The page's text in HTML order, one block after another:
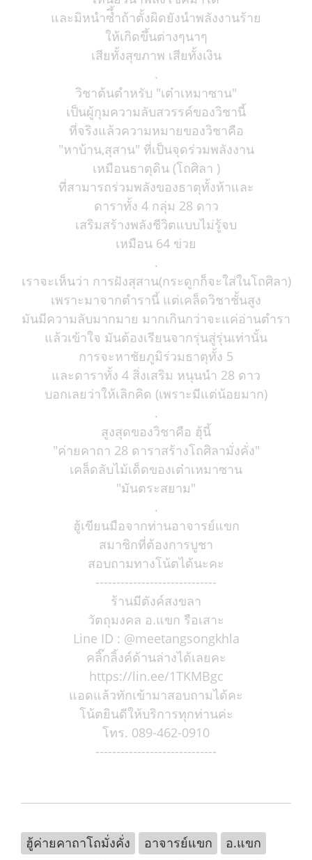
และมิหนำซึ้ำถ้าตั้งผิดยังนำพลังงานร้าย
ให้เกิดขึ้นต่างๆนาๆ
เสียทั้งสุขภาพ เสียทั้งเงิน
.
วิชาต้นตำหรับ "เต๋าเหมาซาน"
เป็นผู้กุมความลับสวรรค์ของวิชานี้
ที่จริงแล้วความหมายของวิชาคือ
"หาบ้าน,สุสาน" ที่เป็นจุดร่วมพลังงาน
เหมือนธาตุดิน (โถศิลา )
ที่สามารถร่วมพลังของธาตุทั้งห้าและ
ดาราทั้ง 4 กลุ่ม 28 ดาว
เสริมสร้างพลังชีวิตแบบไม่รู้จบ
เหมือน 64 ข่วย
.
เราจะเห็นว่า การฝังสุสาน(กระดูกก็จะใส่ในโถศิลา)
เพราะมาจากตำรานี้ แต่เคล็ดวิชาชั้นสูง
มันมีความลับมากมาย มากเกินกว่าจะแค่อ่านตำรา
แล้วเข้าใจ มันต้องเรียนจากรุ่นสู่รุ่นเท่านั้น
การจะหาชัยภูมิร่วมธาตุทั้ง 5
และดาราทั้ง 4 สิ่งเสริม หนุนนำ 28 ดาว
บอกเลยว่าให้เลิกคิด (เพราะมีแต่น้อยมาก)
.
สูงสุดของวิชาคือ ฮุ้นี้
"ค่ายคาถา 28 ดาราสร้างโถศิลามั่งคั่ง"
เคล็ดลับไม้เด็ดของเต๋าเหมาซาน
"มันตระสยาม"
.
ฮู้เขียนมือจากท่านอาจารย์แขก
สมาชิกที่ต้องการบูชา
สอบถามทางโน้ตได้นะคะ
-----------------------------
ร้านมีตังค์สงขลา
วัตถุมงคล อ.แขก รือเสาะ
Line ID : @meetangsongkhla
คลิ๊กลิ้งค์ด้านล่างได้เลยคะ
https://lin.ee/1TKMBgc
แอดแล้วทักเข้ามาสอบถามได้คะ
โน้ตยินดีให้บริการทุกท่านค่ะ
โทร. 089-462-0910
-----------------------------
ฮู้ค่ายคาถาโถมั่งคั่ง อาจารย์แขก
อ.แขก